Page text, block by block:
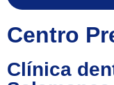
Centro
Clínica